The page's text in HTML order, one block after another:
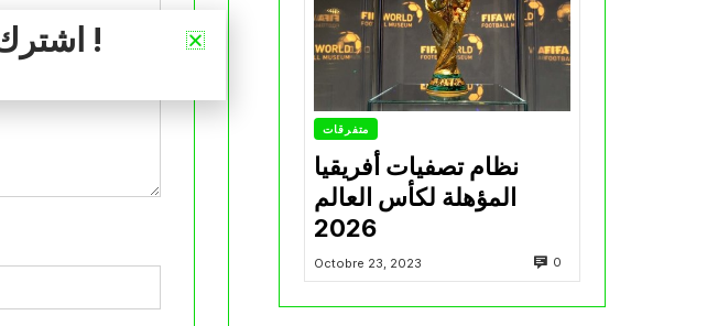
متفرقات
نظام تصفيات أفريقيا
المؤهلة لكأس العالم
2026
Octobre 23, 2023 0
اشترك في نشرتنا الإخبارية !